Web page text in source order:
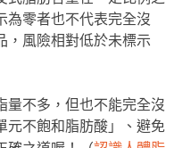
為零者也不代表完全沒
，風險相對低於未標示
量不多，但也不能完全沒
元不飽和脂肪酸」、避免